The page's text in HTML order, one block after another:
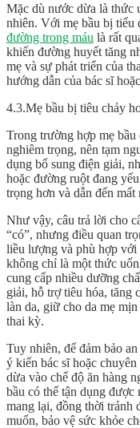
Mặc dù nước dừa là thức
nhiên. Với mẹ bầu bị tiểu
đường trong máu là rất
khiến đường huyết tăng
mẹ và sự phát triển của
hướng dẫn của bác sĩ
4.3.Mẹ bầu bị tiêu chảy
Trong trường hợp mẹ
nghiêm trọng, nên tạm
dụng bổ sung điện giải,
hoặc đường ruột đang
trọng hơn và dẫn đến mất
Như vậy, câu trả lời cho
“có”, nhưng điều quan
liều lượng và phù hợp với
không chỉ là một thức
cung cấp nhiều dưỡng
giải, hỗ trợ tiêu hóa, tăng
làn da, giữ cho da mẹ
thai kỳ.
Tuy nhiên, để đảm bảo
ý kiến bác sĩ hoặc
dừa vào chế độ ăn hàng
bầu có thể tận dụng
mang lại, đồng thời tránh
muốn, bảo vệ sức khỏe